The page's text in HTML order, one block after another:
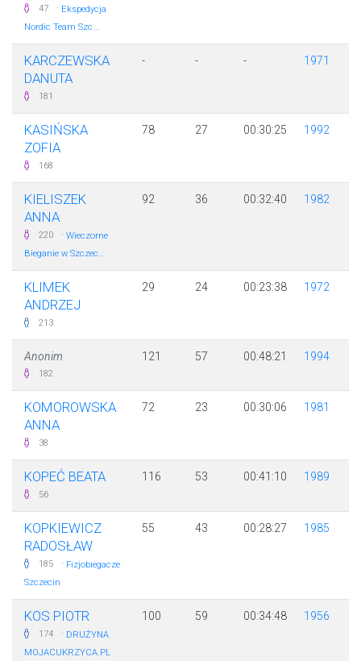
47 · Ekspedycja
Nordic Team Szc...
KARCZEWSKA
DANUTA
181
- - - 1971
KASIŃSKA
ZOFIA
168
78 27 00:30:25 1992
KIELISZEK
ANNA
220 · Wieczorne
Bieganie w Szczec...
92 36 00:32:40 1982
KLIMEK
ANDRZEJ
213
29 24 00:23:38 1972
Anonim
182
121 57 00:48:21 1994
KOMOROWSKA
ANNA
38
72 23 00:30:06 1981
KOPEĆ BEATA
56
116 53 00:41:10 1989
KOPKIEWICZ
RADOSŁAW
185 · Fizjobiegacze
Szczecin
55 43 00:28:27 1985
KOS PIOTR
174 · DRUŻYNA
MOJACUKRZYCA.PL
100 59 00:34:48 1956